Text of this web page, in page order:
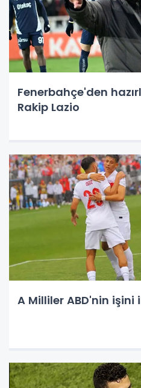
Fenerbahçe'den
Rakip Lazio
A Milliler ABD'nin işini